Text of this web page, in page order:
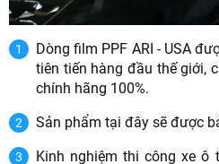
Dòng film PPF ARI - USA
tiên tiến hàng đầu thế giới,
chính hãng 100%.
Sản phẩm tại đây sẽ được
Kinh nghiệm thi công xe